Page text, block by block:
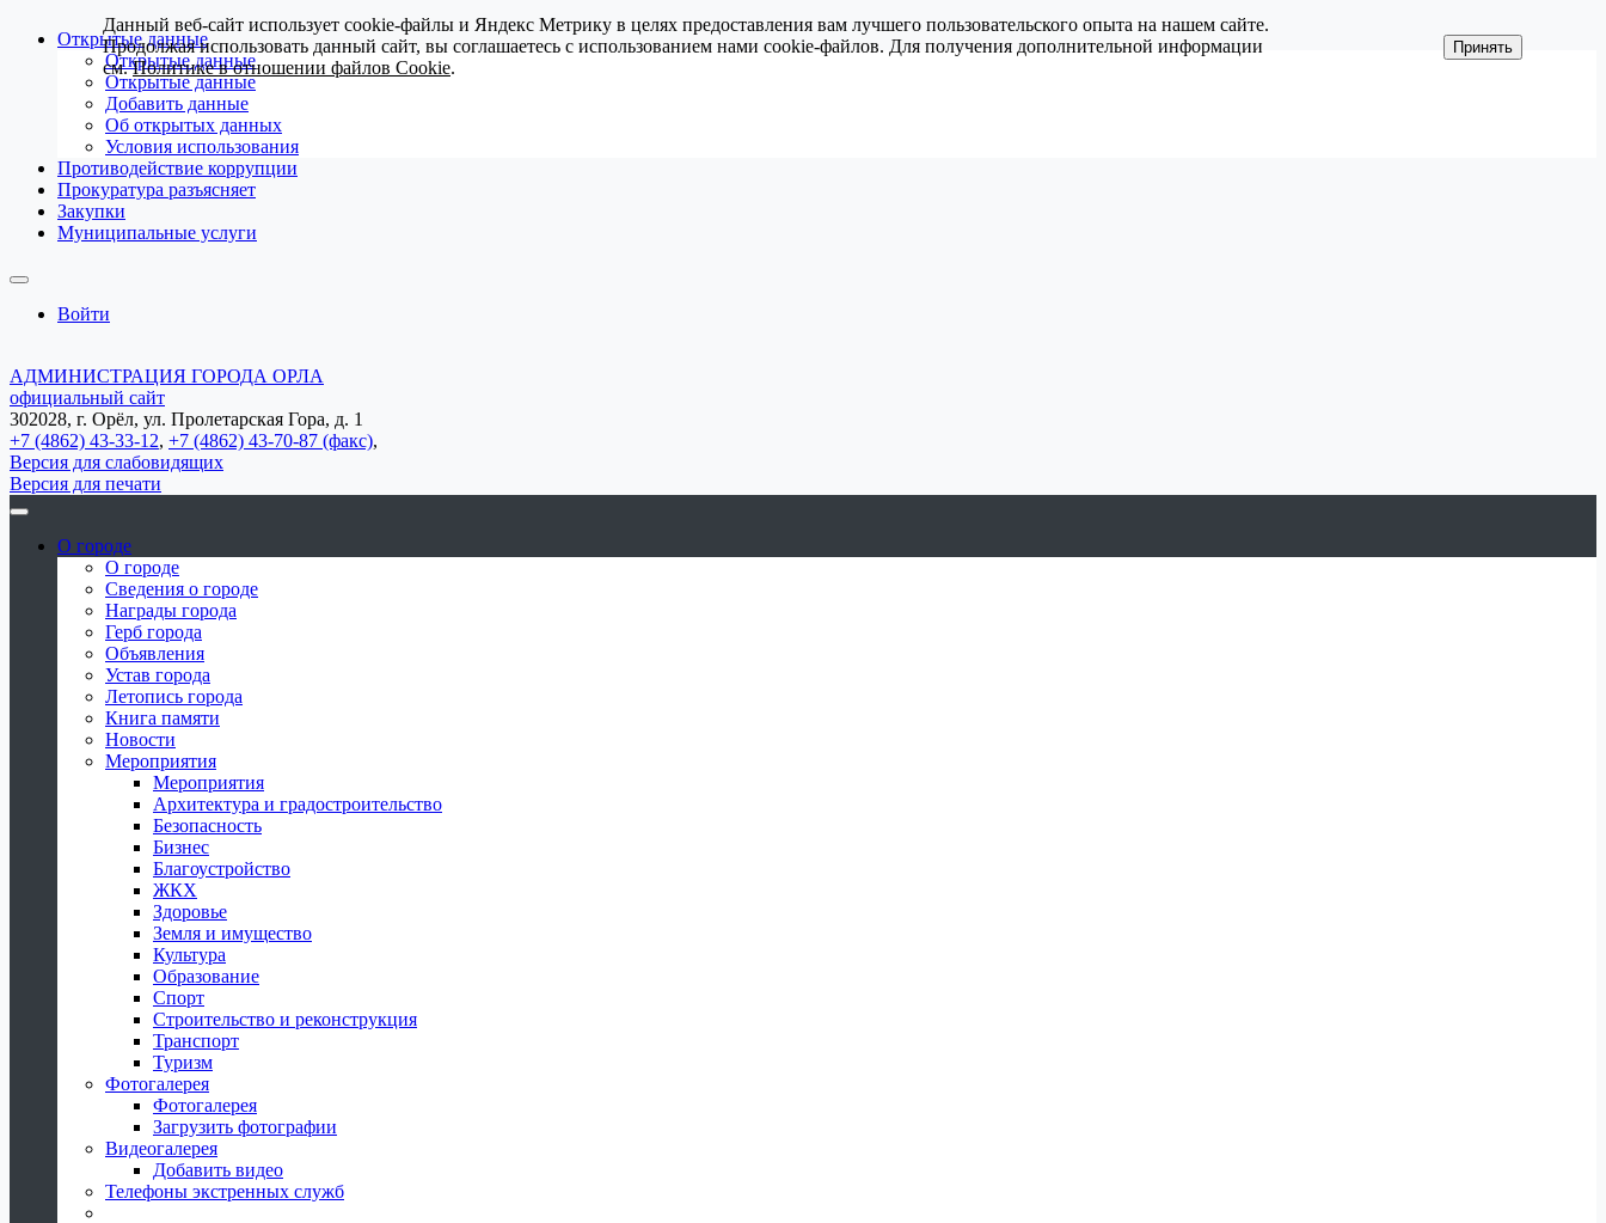
Открытые данные
Открытые данные
Открытые данные
Добавить данные
Об открытых данных
Условия использования
Противодействие коррупции
Прокуратура разъясняет
Закупки
Муниципальные услуги
Войти
АДМИНИСТРАЦИЯ ГОРОДА ОРЛА
официальный сайт
302028, г. Орёл, ул. Пролетарская Гора, д. 1
+7 (4862) 43-33-12, +7 (4862) 43-70-87 (факс),
Версия для слабовидящих
Версия для печати
О городе
О городе
Сведения о городе
Награды города
Герб города
Объявления
Устав города
Летопись города
Книга памяти
Новости
Мероприятия
Мероприятия
Архитектура и градостроительство
Безопасность
Бизнес
Благоустройство
ЖКХ
Здоровье
Земля и имущество
Культура
Образование
Спорт
Строительство и реконструкция
Транспорт
Туризм
Фотогалерея
Фотогалерея
Загрузить фотографии
Видеогалерея
Добавить видео
Телефоны экстренных служб
Данный веб-сайт использует cookie-файлы и Яндекс Метрику в целях предоставления вам лучшего пользовательского опыта на нашем сайте.
Продолжая использовать данный сайт, вы соглашаетесь с использованием нами cookie-файлов. Для получения дополнительной информации
см.Политике в отношении файлов Cookie.
Принять